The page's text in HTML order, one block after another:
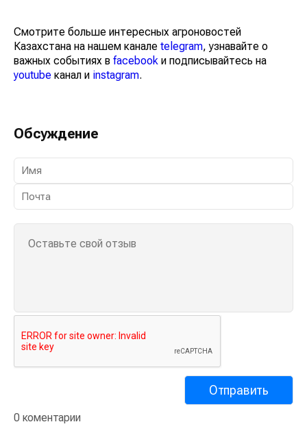
Смотрите больше интересных агроновостей
Казахстана на нашем канале telegram, узнавайте о
важных событиях в facebook и подписывайтесь на
youtube канал и instagram.
Обсуждение
0 коментарии